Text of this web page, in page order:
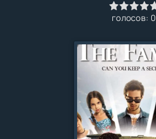
4 5
голосов: 0